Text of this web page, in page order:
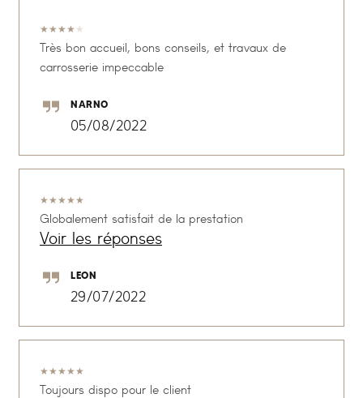
★★★★★
Très bon accueil, bons conseils, et travaux de
carrosserie impeccable
NARNO
05/08/2022
★★★★★
Globalement satisfait de la prestation
Voir les réponses
LEON
29/07/2022
★★★★★
Toujours dispo pour le client